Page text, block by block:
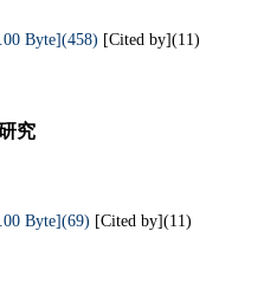
Byte](458) [Cited by](11)
究
Byte](69) [Cited by](11)